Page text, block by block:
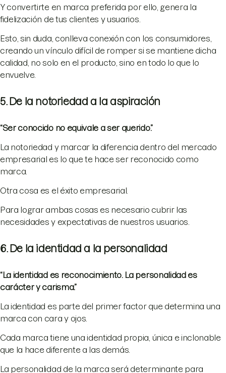
Y convertirte en marca preferida por ello, genera la
fidelización de tus clientes y usuarios.
Esto, sin duda, conlleva conexión con los consumidores,
creando un vínculo difícil de romper si se mantiene dicha
calidad, no solo en el producto, sino en todo lo que lo
envuelve.
5. De la notoriedad a la aspiración
“Ser conocido no equivale a ser querido.”
La notoriedad y marcar la diferencia dentro del mercado
empresarial es lo que te hace ser reconocido como
marca.
Otra cosa es el éxito empresarial.
Para lograr ambas cosas es necesario cubrir las
necesidades y expectativas de nuestros usuarios.
6. De la identidad a la personalidad
“La identidad es reconocimiento. La personalidad es
carácter y carisma.”
La identidad es parte del primer factor que determina una
marca con cara y ojos.
Cada marca tiene una identidad propia, única e inclonable
que la hace diferente a las demás.
La personalidad de la marca será determinante para